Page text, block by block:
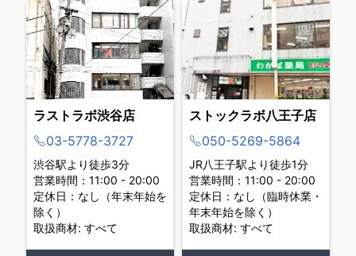
ラストラボ渋谷店
03-5778-3727
渋谷駅より徒歩3分
営業時間：11:00 - 20:00
定休日：なし（年末年始を
除く）
取扱商材: すべて
ストックラボ八王子店
050-5269-5864
JR八王子駅より徒歩1分
営業時間：11:00 - 20:00
定休日：なし（臨時休業・
年末年始を除く）
取扱商材: すべて